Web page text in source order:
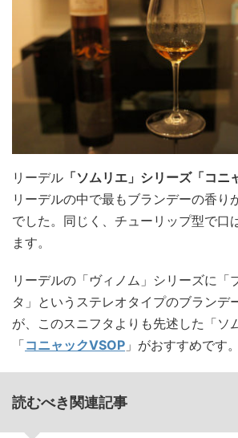
リーデル 「ソムリエ」シリーズ「コニ
リーデルの中で最もブランデーの香り
でした。同じく、チューリップ型で口
ます。
リーデルの「ヴィノム」シリーズに「
タ」というステレオタイプのブランデ
が、このスニフタよりも先述した「ソ
「コニャックVSOP 」がおすすめです。
読むべき関連記事